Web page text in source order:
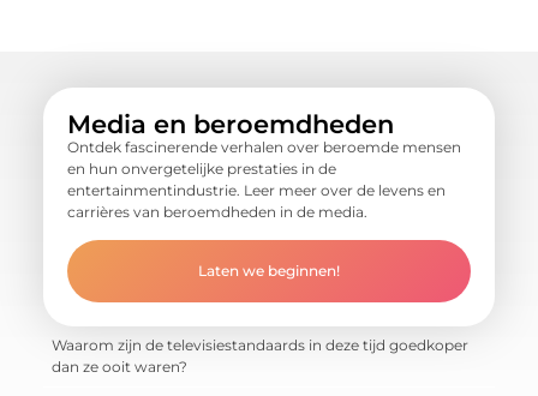
Media en beroemdheden
Ontdek fascinerende verhalen over beroemde mensen
en hun onvergetelijke prestaties in de
entertainmentindustrie. Leer meer over de levens en
carrières van beroemdheden in de media.
Laten we beginnen!
Waarom zijn de televisiestandaards in deze tijd goedkoper
dan ze ooit waren?